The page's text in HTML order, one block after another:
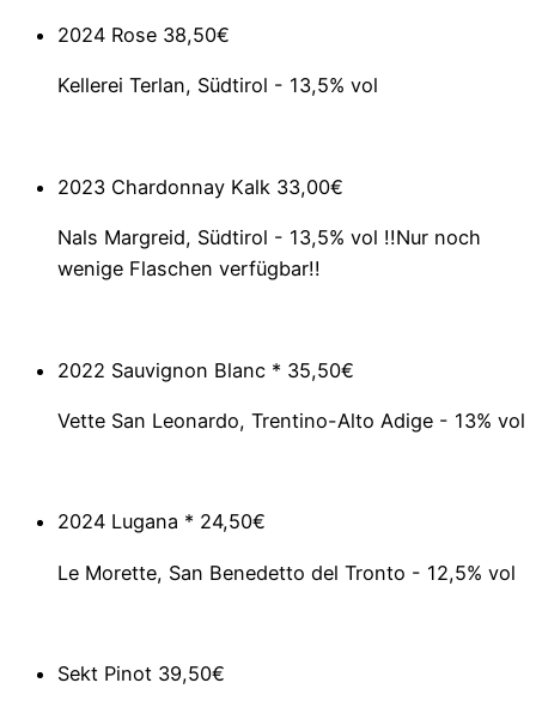
2024 Rose 38,50€
Kellerei Terlan, Südtirol - 13,5% vol
2023 Chardonnay Kalk 33,00€
Nals Margreid, Südtirol - 13,5% vol !!Nur noch
wenige Flaschen verfügbar!!
2022 Sauvignon Blanc * 35,50€
Vette San Leonardo, Trentino-Alto Adige - 13% vol
2024 Lugana * 24,50€
Le Morette, San Benedetto del Tronto - 12,5% vol
Sekt Pinot 39,50€